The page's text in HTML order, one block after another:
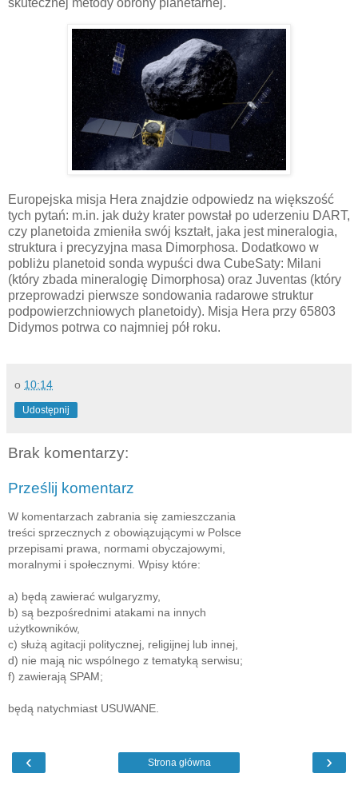
skutecznej metody obrony planetarnej.
Europejska misja Hera znajdzie odpowiedz na większość
tych pytań: m.in. jak duży krater powstał po uderzeniu DART,
czy planetoida zmieniła swój kształt, jaka jest mineralogia,
struktura i precyzyjna masa Dimorphosa. Dodatkowo w
pobliżu planetoid sonda wypuści dwa CubeSaty: Milani
(który zbada mineralogię Dimorphosa) oraz Juventas (który
przeprowadzi pierwsze sondowania radarowe struktur
podpowierzchniowych planetoidy). Misja Hera przy 65803
Didymos potrwa co najmniej pół roku.
o 10:14
Udostępnij
Brak komentarzy:
Prześlij komentarz
W komentarzach zabrania się zamieszczania
treści sprzecznych z obowiązującymi w Polsce
przepisami prawa, normami obyczajowymi,
moralnymi i społecznymi. Wpisy które:
a) będą zawierać wulgaryzmy,
b) są bezpośrednimi atakami na innych
użytkowników,
c) służą agitacji politycznej, religijnej lub innej,
d) nie mają nic wspólnego z tematyką serwisu;
f) zawierają SPAM;
będą natychmiast USUWANE.
‹ ›
Strona główna